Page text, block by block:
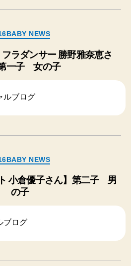
カ
テ
ゴ
リ
ー
NEWS
ラダンサー 勝野雅奈恵さ
一子 女の子
ルブログ
カ
テ
ゴ
リ
ー
NEWS
小倉優子さん】第二子 男
の子
ブログ